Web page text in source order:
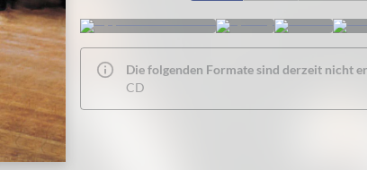
Die folgenden Formate sind derzeit nicht
CD